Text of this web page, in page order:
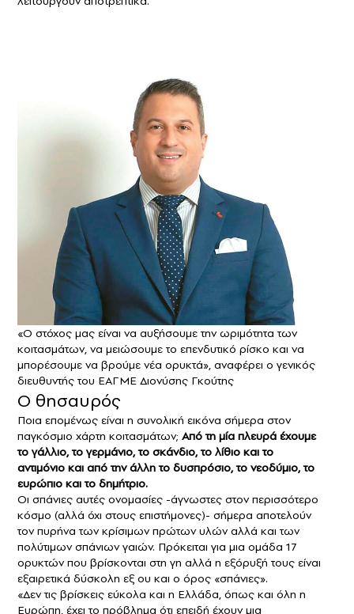
«Ο στόχος μας είναι να αυξήσουμε την ωριμότητα των
κοιτασμάτων, να μειώσουμε το επενδυτικό ρίσκο και να
μπορέσουμε να βρούμε νέα ορυκτά», αναφέρει ο γενικός
διευθυντής του ΕΑΓΜΕ Διονύσης Γκούτης
Ο θησαυρός
Ποια επομένως είναι η συνολική εικόνα σήμερα στον
παγκόσμιο χάρτη κοιτασμάτων; Από τη μία πλευρά έχουμε
το γάλλιο, το γερμάνιο, το σκάνδιο, το λίθιο και το
αντιμόνιο και από την άλλη το δυσπρόσιο, το νεοδύμιο, το
ευρώπιο και το δημήτριο.
Οι σπάνιες αυτές ονομασίες -άγνωστες στον περισσότερο
κόσμο (αλλά όχι στους επιστήμονες)- σήμερα αποτελούν
τον πυρήνα των κρίσιμων πρώτων υλών αλλά και των
πολύτιμων σπάνιων γαιών. Πρόκειται για μια ομάδα 17
ορυκτών που βρίσκονται στη γη αλλά η εξόρυξή τους είναι
εξαιρετικά δύσκολη εξ ου και ο όρος «σπάνιες».
«Δεν τις βρίσκεις εύκολα και η Ελλάδα, όπως και όλη η
Ευρώπη, έχει το πρόβλημα ότι επειδή έχουν μια